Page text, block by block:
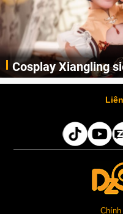
Cosplay Xiangling